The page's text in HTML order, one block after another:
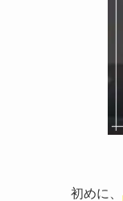
初めに、